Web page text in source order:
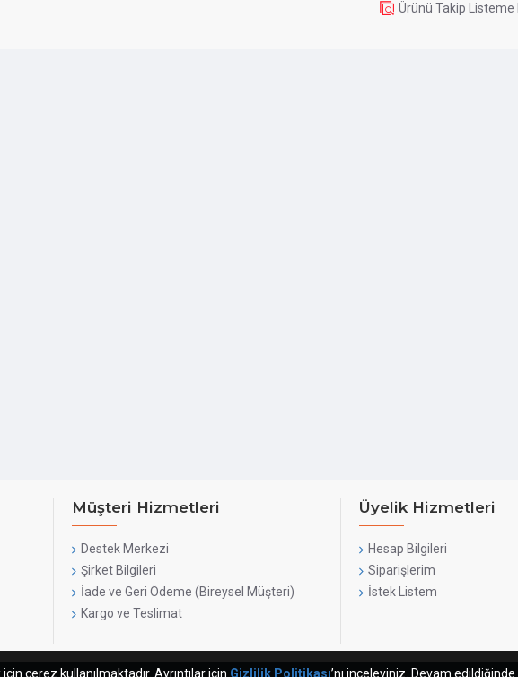
Length / Depth
Display
Display Included
Ürünü Takip Listeme
Müşteri Hizmetleri
Destek Merkezi
Şirket Bilgileri
İade ve Geri Ödeme (Bireysel Müşteri)
Kargo ve Teslimat
Üyelik Hizmetleri
Hesap Bilgileri
Siparişlerim
İstek Listem
çerez kullanılmaktadır. Ayrıntılar için Gizlilik Politikası’nı inceleyiniz. Devam